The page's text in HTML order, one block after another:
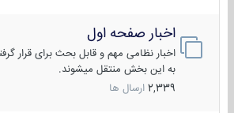
اخبار صفحه اول
اخبار نظامی مهم و قابل بحث برای قرار
به این بخش منتقل میشوند.
2,339 ارسال ها